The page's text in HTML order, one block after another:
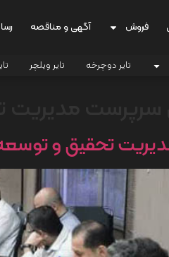
فروش آگهی و مناقصه
تایر دوچرخه تایر ویلچر
تحقیق و